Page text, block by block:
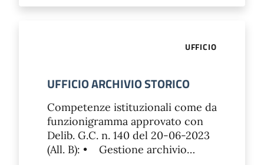
UFFICIO
UFFICIO ARCHIVIO STORICO
Competenze istituzionali come da
funzionigramma approvato con
Delib. G.C. n. 140 del 20-06-2023
(All. B): • Gestione archivio…